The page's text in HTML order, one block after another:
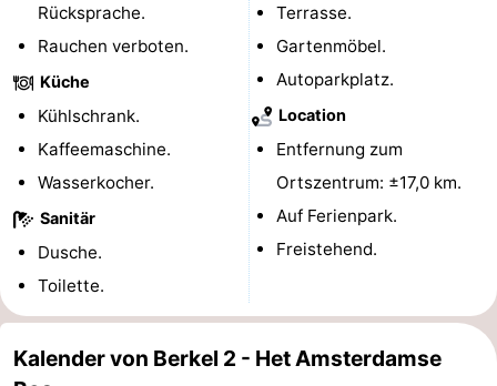
Geschichte
Stadt
der
Diamante
Plätze
Zentrum
Gärten
und
Stadtviertel
-
Nordholland
-
Rücksprache.
Rauchen verboten.
Küche
Kühlschrank.
Kaffeemaschine.
Wasserkocher.
Sanitär
Dusche.
Toilette.
Terrasse.
Gartenmöbel.
Autoparkplatz.
Location
Entfernung zum
Ortszentrum: ±17,0 km.
Auf Ferienpark.
Freistehend.
Kalender von Berkel 2 - Het Amsterdamse